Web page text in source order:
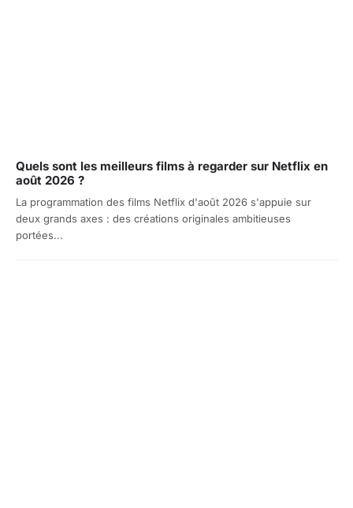
Quels sont les meilleurs films à regarder sur Netflix en
août 2026 ?
La programmation des films Netflix d'août 2026 s'appuie sur
deux grands axes : des créations originales ambitieuses
portées...